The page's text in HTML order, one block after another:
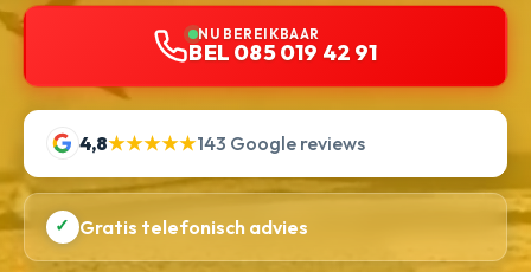
NU BEREIKBAAR
BEL 085 019 42 91
4,8★★★★★143 Google reviews
✓ Gratis telefonisch advies